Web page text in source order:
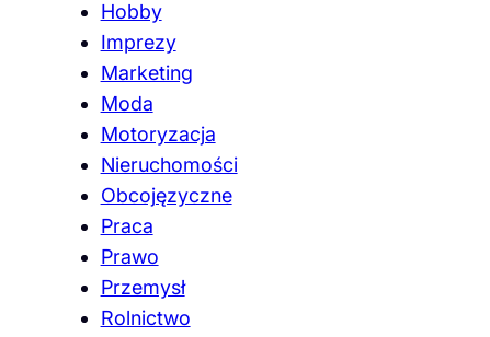
Hobby
Imprezy
Marketing
Moda
Motoryzacja
Nieruchomości
Obcojęzyczne
Praca
Prawo
Przemysł
Rolnictwo